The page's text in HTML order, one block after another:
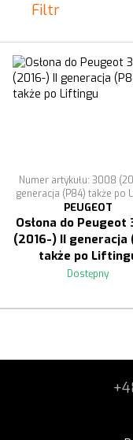
Filtr
Numer artykułu: 3008
generacja (P84) także po
PEUGEOT
Osłona do Peugeot
(2016-) II generacja
także po
Dostępny